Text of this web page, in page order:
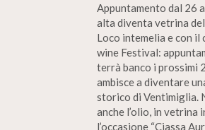
Appuntamento dal 26
alta diventa vetrina
Loco intemelia e con
wine Festival:
terrà banco i prossimi
ambisce a diventare
storico di Ventimiglia.
anche l’olio, in
l’occasione “Ciassa